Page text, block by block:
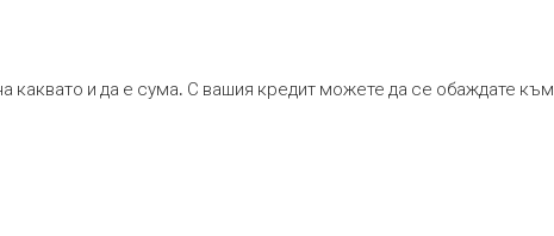
каквато и да е сума. С вашия кредит можете да се обаждате към